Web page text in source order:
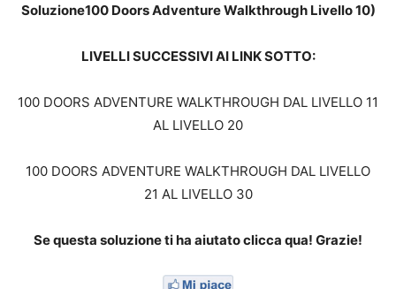
Soluzione100 Doors Adventure Walkthrough Livello 10)
LIVELLI SUCCESSIVI AI LINK SOTTO:
100 DOORS ADVENTURE WALKTHROUGH DAL LIVELLO 11
AL LIVELLO 20
100 DOORS ADVENTURE WALKTHROUGH DAL LIVELLO
21 AL LIVELLO 30
Se questa soluzione ti ha aiutato clicca qua! Grazie!